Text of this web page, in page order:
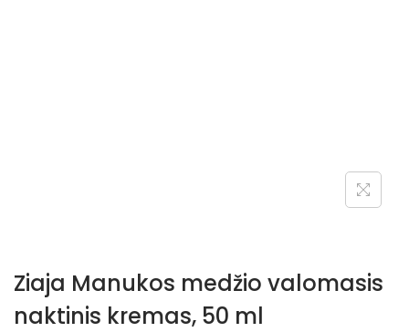
Ziaja Manukos medžio valomasis
naktinis kremas, 50 ml